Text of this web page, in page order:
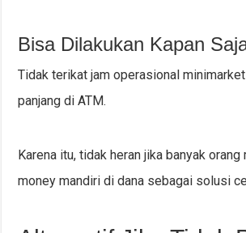
Bisa Dilakukan Kapan
Tidak terikat jam operasional
panjang di ATM.
Karena itu, tidak heran jika banyak
money mandiri di dana sebagai solusi